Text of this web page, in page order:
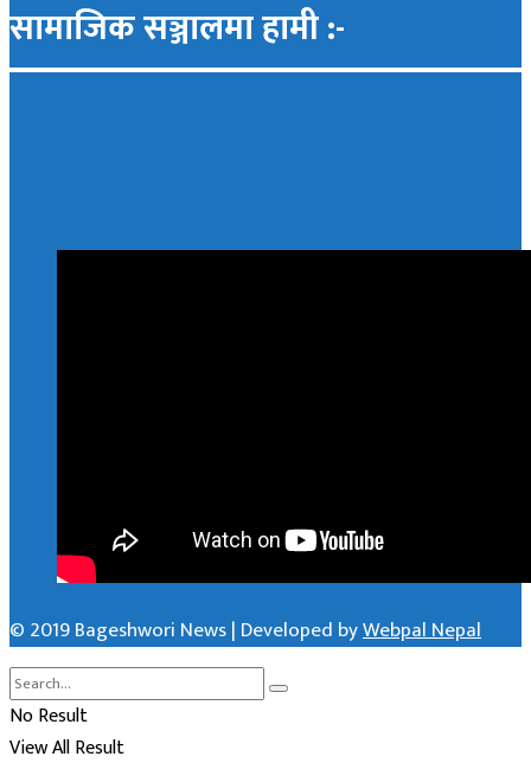
सामाजिक सञ्जालमा हामी :-
© 2019 Bageshwori News | Developed byWebpal Nepal
No Result
View All Result